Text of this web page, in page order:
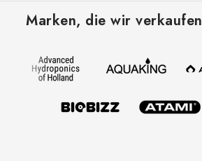
Marken, die wir verkaufen